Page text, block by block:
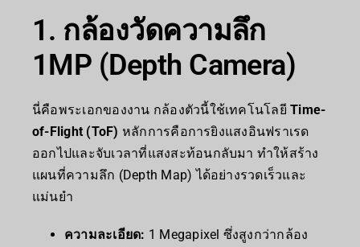
1. กล้องวัดความลึก
1MP (Depth Camera)
นี่คือพระเอกของงาน กล้องตัวนี้ใช้เทคโนโลยีTime-
of-Flight (ToF) หลักการคือการยิงแสงอินฟราเรด
ออกไปและจับเวลาที่แสงสะท้อนกลับมา ทำให้สร้าง
แผนที่ความลึก (Depth Map) ได้อย่างรวดเร็วและ
แม่นยำ
ความละเอียด: 1 Megapixel ซึ่งสูงกว่ากล้อง